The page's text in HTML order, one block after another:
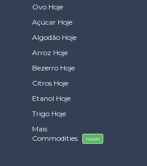
Ovo Hoje
Açúcar Hoje
Algodão Hoje
Arroz Hoje
Bezerro Hoje
Citros Hoje
Etanol Hoje
Trigo Hoje
Mais
Commodities
novo